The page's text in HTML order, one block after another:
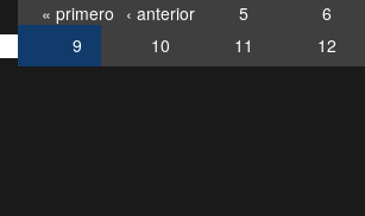
« primero ‹ anterior 5 6
9
10 11 12